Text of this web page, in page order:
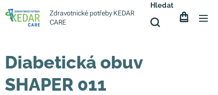
Zdravotnické potřeby KEDAR
CARE
Hledat
Diabetická obuv
SHAPER 011